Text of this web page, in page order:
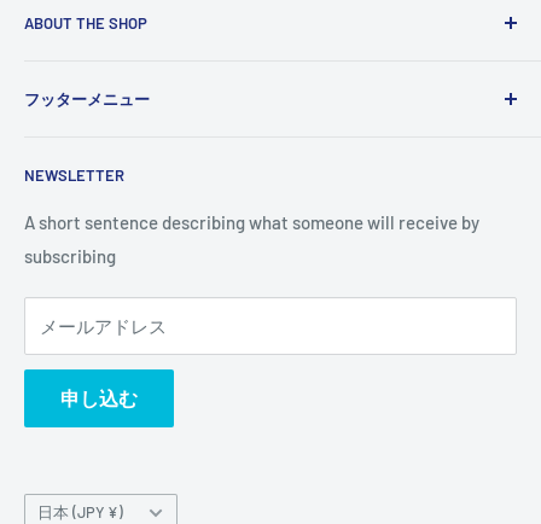
ABOUT THE SHOP
and vision. You can change it in the theme settings.
フッターメニュー
NEWSLETTER
A short sentence describing what someone will receive by
subscribing
メールアドレス
申し込む
国/日本 (JPY ¥)